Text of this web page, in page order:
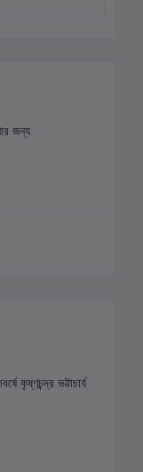
জন্য
কৃষ্ণচন্দ্র ভট্টাচার্য